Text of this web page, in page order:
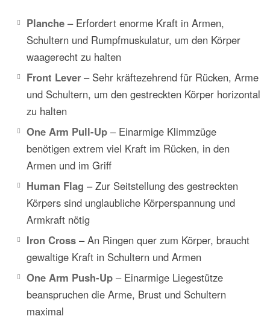
Planche– Erfordert enorme Kraft in Armen,
Schultern und Rumpfmuskulatur, um den Körper
waagerecht zu halten
Front Lever– Sehr kräftezehrend für Rücken, Arme
und Schultern, um den gestreckten Körper horizontal
zu halten
One Arm Pull-Up– Einarmige Klimmzüge
benötigen extrem viel Kraft im Rücken, in den
Armen und im Griff
Human Flag – Zur Seitstellung des gestreckten
Körpers sind unglaubliche Körperspannung und
Armkraft nötig
Iron Cross– An Ringen quer zum Körper, braucht
gewaltige Kraft in Schultern und Armen
One Arm Push-Up– Einarmige Liegestütze
beanspruchen die Arme, Brust und Schultern
maximal